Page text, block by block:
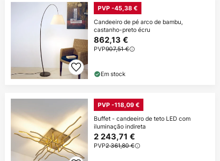
PVP -45,38 €
Candeeiro de pé arco de bambu,
castanho-preto écru
862,13 €
PVP907,51 €
Em stock
PVP -118,09 €
Buffet - candeeiro de teto LED com
iluminação indireta
2 243,71 €
PVP2 361,80 €